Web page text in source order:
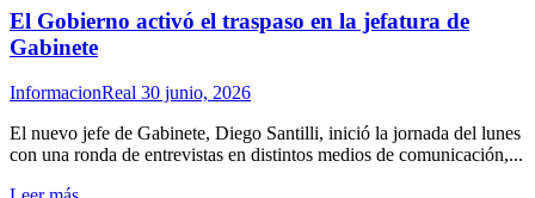
El Gobierno activó el traspaso en la jefatura de
Gabinete
InformacionReal 30 junio, 2026
El nuevo jefe de Gabinete, Diego Santilli, inició la jornada del lunes
con una ronda de entrevistas en distintos medios de comunicación,...